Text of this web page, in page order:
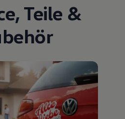
, Teile &